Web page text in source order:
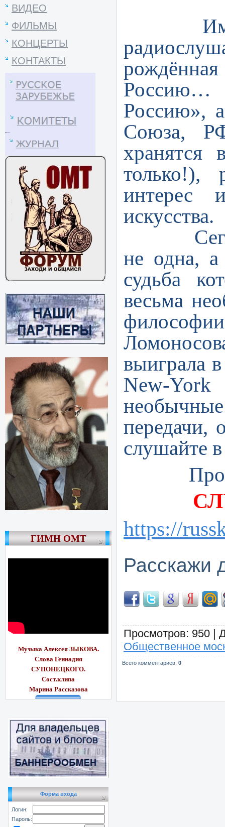
ВИДЕО
ФИЛЬМЫ
КОНЦЕРТЫ
КОНТАКТЫ
ГИМН ОМТ
Музыка Алексея ЗЫКОВА.
Слова Геннадия
СУПОНЕЦКОГО.
Сост.клипа
Марина Рассказова
Форма входа
Логин:
Пароль:
Имя
Россию…
Россию»,
Союза,
только!),
интерес и
искусства.
не одна, а
судьба
весьма
выиграла
New-
передачи,
слушайте
https://
Расскажи
Просмотров: 950 |
Общественное
Всего комментариев: 0